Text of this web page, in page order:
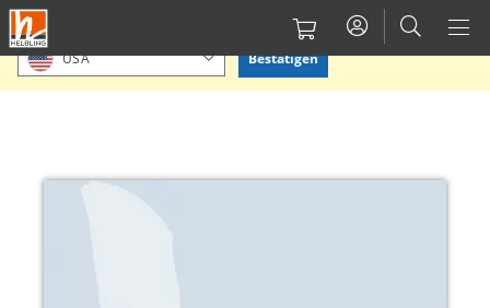
Direkt
zum
Inhalt
Bitte Standort bestätigen oder einen anderen auswählen.
USA Bestätigen